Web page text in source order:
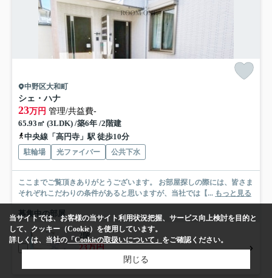
中野区大和町
シェ・ハナ
23万円 管理/共益費-
65.93㎡ (3LDK) /築6年 /2階建
中央線「高円寺」駅 徒歩10分
駐輪場 光ファイバー 公共下水
ここまでご覧頂きありがとうございます。 お部屋探しの際には、皆さま
それぞれこだわりの条件があると思いますが、当社では【... もっと見る
募集中の部屋
2階
23万円
2階 / 65.93㎡ / 3LDK
当サイトでは、お客様の当サイト利用状況把握、サービス向上検討を目的と
して、クッキー（Cookie）を使用しています。
詳しくは、当社の 「Cookieの取扱いについて」 をご確認ください。
閉じる